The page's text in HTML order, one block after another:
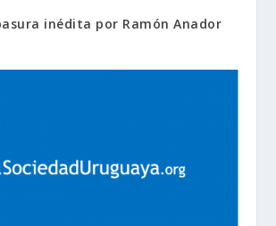
inédita por Ramón Anador